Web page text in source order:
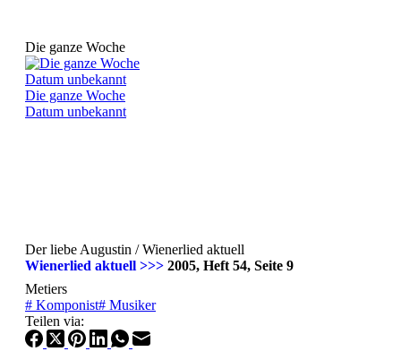
Die ganze Woche
Die ganze Woche
Datum unbekannt
Der liebe Augustin / Wienerlied aktuell
Wienerlied aktuell >>> 2005, Heft 54, Seite 9
Metiers
# Komponist# Musiker
Teilen via: